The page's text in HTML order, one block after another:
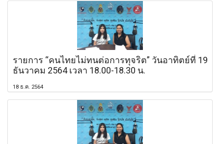
รายการ “คนไทยไม่ทนต่อการทุจริต” วันอาทิตย์ที่ 19
ธันวาคม 2564 เวลา 18.00-18.30 น.
18 ธ.ค. 2564